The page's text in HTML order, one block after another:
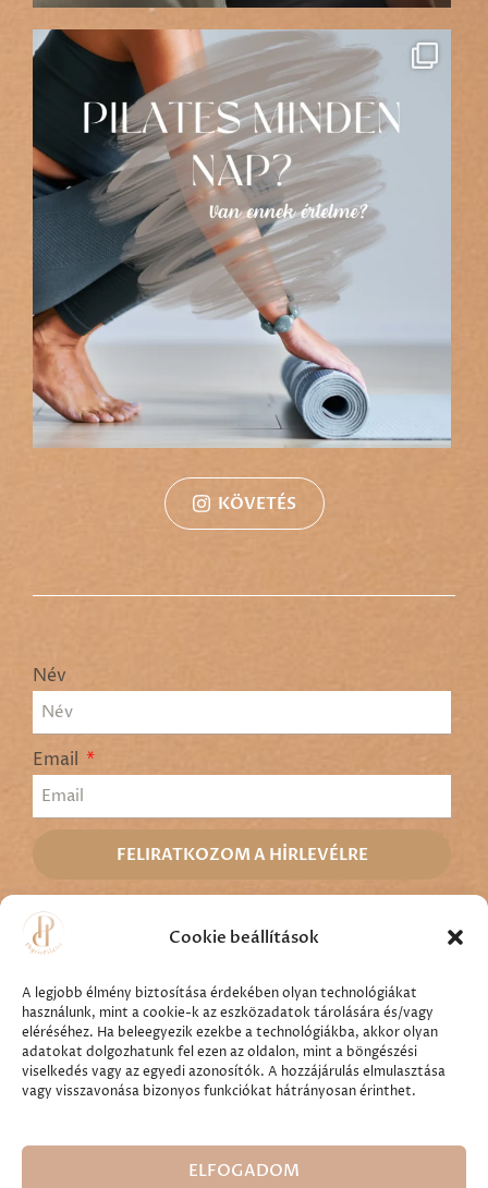
Cookie beállítások
A legjobb élmény biztosítása érdekében olyan technológiákat
használunk, mint a cookie-k az eszközadatok tárolására és/vagy
eléréséhez. Ha beleegyezik ezekbe a technológiákba, akkor olyan
adatokat dolgozhatunk fel ezen az oldalon, mint a böngészési
viselkedés vagy az egyedi azonosítók. A hozzájárulás elmulasztása
vagy visszavonása bizonyos funkciókat hátrányosan érinthet.
ELFOGADOM
KÖVETÉS
Név
Email
FELIRATKOZOM A HÍRLEVÉLRE
Ingyenes próbaidőszak
Minden jog fenntartva ©2026Physiopilates Kft.